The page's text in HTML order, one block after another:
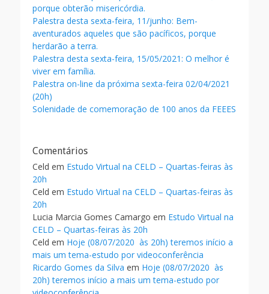
porque obterão misericórdia.
Palestra desta sexta-feira, 11/junho: Bem-
aventurados aqueles que são pacíficos, porque
herdarão a terra.
Palestra desta sexta-feira, 15/05/2021: O melhor é
viver em família.
Palestra on-line da próxima sexta-feira 02/04/2021
(20h)
Solenidade de comemoração de 100 anos da FEEES
Comentários
Celd em Estudo Virtual na CELD – Quartas-feiras às
20h
Celd em Estudo Virtual na CELD – Quartas-feiras às
20h
Lucia Marcia Gomes Camargo em Estudo Virtual na
CELD – Quartas-feiras às 20h
Celd em Hoje (08/07/2020 às 20h) teremos início a
mais um tema-estudo por videoconferência
Ricardo Gomes da Silva em Hoje (08/07/2020 às
20h) teremos início a mais um tema-estudo por